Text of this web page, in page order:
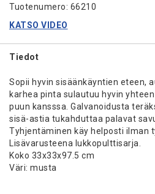
Tuotenumero: 66210
KATSO VIDEO
Tiedot
Sopii hyvin sisäänkäyntien eteen,
karhea pinta sulautuu hyvin
puun kansssa. Galvanoidusta
sisä-astia tukahduttaa palavat
Tyhjentäminen käy helposti ilman
Lisävarusteena lukkopulttisarja.
Koko 33x33x97.5 cm
Väri: musta